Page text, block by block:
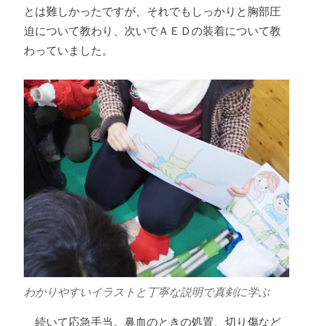
とは難しかったですが、それでもしっかりと胸部圧
迫について教わり、次いでＡＥＤの装着について教
わっていました。
わかりやすいイラストと丁寧な説明で真剣に学ぶ
続いて応急手当。鼻血のときの処置、切り傷など